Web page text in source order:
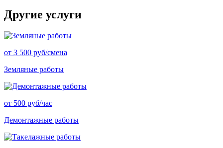
Другие услуги
от 3 500 руб/смена
Земляные работы
от 500 руб/час
Демонтажные работы